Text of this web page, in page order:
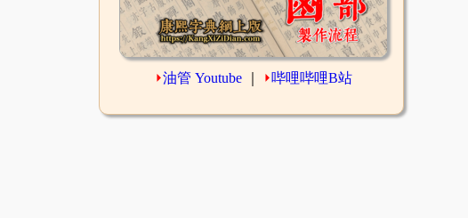
⏵油管 Youtube ⏵哔哩哔哩B站